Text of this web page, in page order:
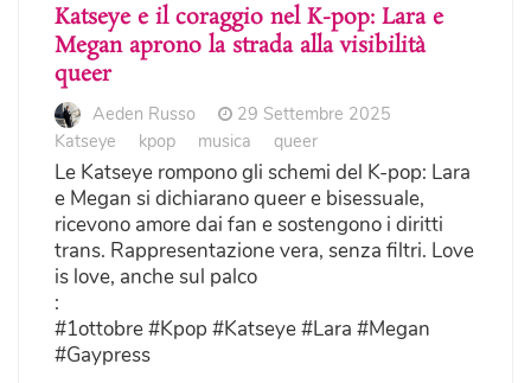
Katseye e il coraggio nel K-pop: Lara e
Megan aprono la strada alla visibilità
queer
Aeden Russo
29 Settembre 2025
Katseye
kpop musica queer
Le Katseye rompono gli schemi del K-pop: Lara
e Megan si dichiarano queer e bisessuale,
ricevono amore dai fan e sostengono i diritti
trans. Rappresentazione vera, senza filtri. Love
is love, anche sul palco
:
#1ottobre #Kpop #Katseye #Lara #Megan
#Gaypress